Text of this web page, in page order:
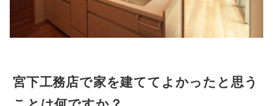
宮下工務店で家を建ててよかったと思う